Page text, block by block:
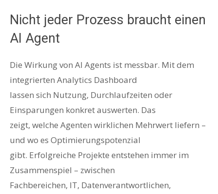
Nicht jeder Prozess braucht einen
AI Agent
Die Wirkung von AI Agents ist messbar. Mit dem
integrierten Analytics Dashboard
lassen sich Nutzung, Durchlaufzeiten oder
Einsparungen konkret auswerten. Das
zeigt, welche Agenten wirklichen Mehrwert liefern –
und wo es Optimierungspotenzial
gibt. Erfolgreiche Projekte entstehen immer im
Zusammenspiel – zwischen
Fachbereichen, IT, Datenverantwortlichen,